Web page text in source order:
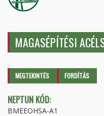
MAGASÉPÍTÉSI
Elsődleges fülek
MEGTEKINTÉS (AKTÍVFORDÍTÁS
NEPTUN KÓD:
BMEEOHSA-A1